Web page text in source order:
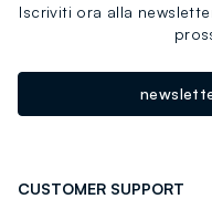
Iscriviti ora alla
CUSTOMER SUPPORT